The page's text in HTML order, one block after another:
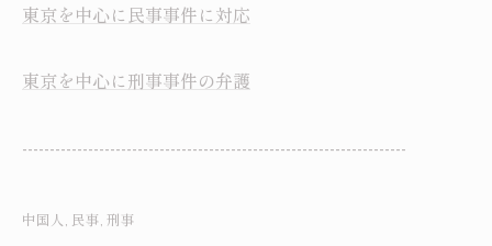
東京を中心に民事事件に対応
東京を中心に刑事事件の弁護
----------------------------------------------------------------------
中国人 民事 刑事